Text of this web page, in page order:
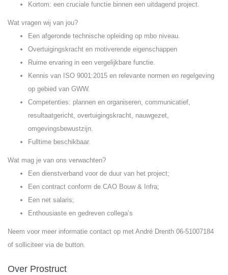
Kortom: een cruciale functie binnen een uitdagend project.
Wat vragen wij van jou?
Een afgeronde technische opleiding op mbo niveau.
Overtuigingskracht en motiverende eigenschappen
Ruime ervaring in een vergelijkbare functie.
Kennis van ISO 9001:2015 en relevante normen en regelgeving
op gebied van GWW.
Competenties: plannen en organiseren, communicatief,
resultaatgericht, overtuigingskracht, nauwgezet,
omgevingsbewustzijn.
Fulltime beschikbaar.
Wat mag je van ons verwachten?
Een dienstverband voor de duur van het project;
Een contract conform de CAO Bouw & Infra;
Een net salaris;
Enthousiaste en gedreven collega’s
Neem voor meer informatie contact op met André Drenth 06-51007184
of solliciteer via de button.
Over Prostruct